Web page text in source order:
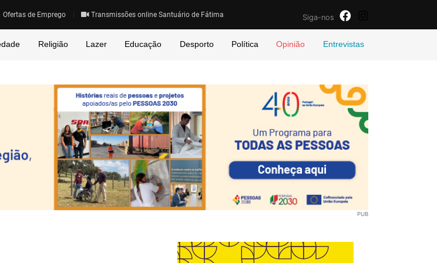
Ofertas de Emprego Transmissões online Santuário de Fátima Siga-nos
Religião Lazer Educação Desporto Política Opinião Entrevistas
PUB